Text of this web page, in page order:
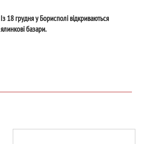
Із 18 грудня у Борисполі відкриваються
ялинкові базари.